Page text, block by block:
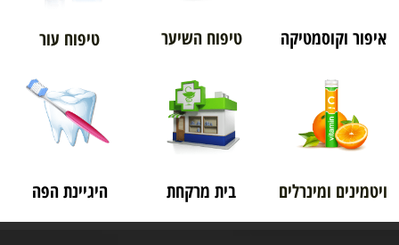
איפור וקוסמטיקה טיפוח השיער טיפוח עור
ויטמינים ומינרלים בית מרקחת היגיינת הפה